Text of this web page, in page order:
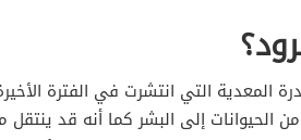
المعدية التي انتشرت في الفترة
الحيوانات إلى البشر كما أنه قد